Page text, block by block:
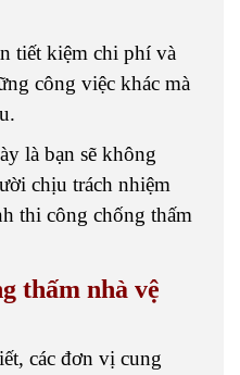
tiết kiệm chi phí và
công việc khác mà
là bạn sẽ không
chịu trách nhiệm
thi công chống thấm
thấm nhà vệ
các đơn vị cung